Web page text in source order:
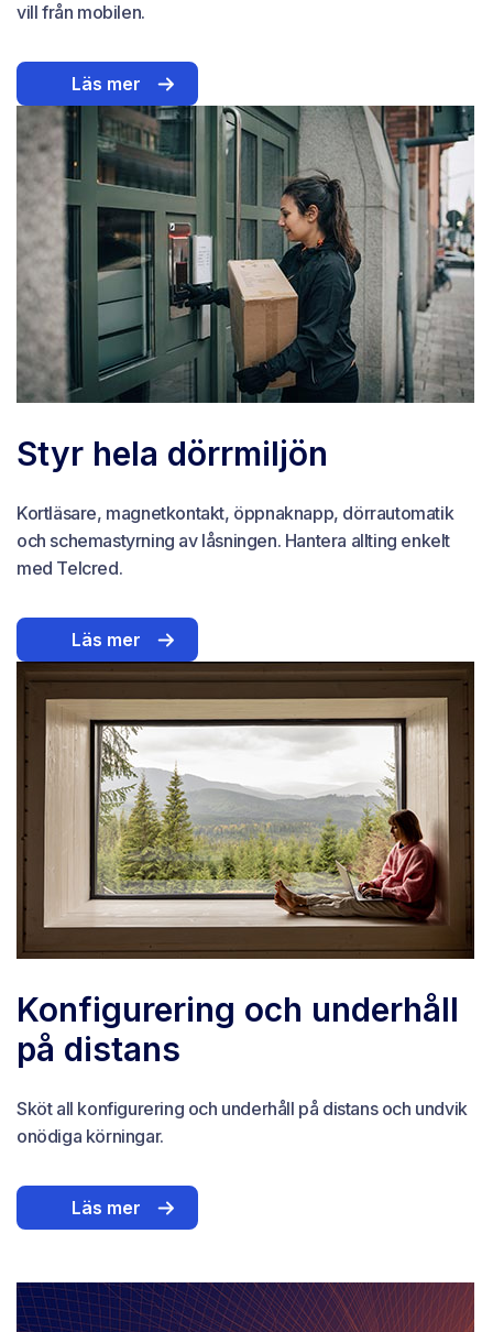
vill från mobilen.
Läs mer
Styr hela dörrmiljön
Kortläsare, magnetkontakt, öppnaknapp, dörrautomatik
och schemastyrning av låsningen. Hantera allting enkelt
med Telcred.
Läs mer
Konfigurering och underhåll
på distans
Sköt all konfigurering och underhåll på distans och undvik
onödiga körningar.
Läs mer